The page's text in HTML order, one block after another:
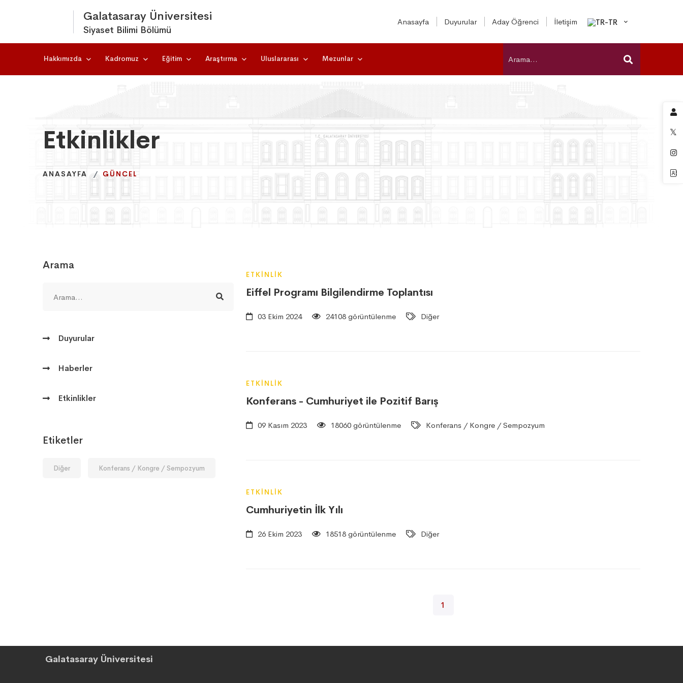
Galatasaray Üniversitesi
Siyaset Bilimi Bölümü
Anasayfa Duyurular Aday Öğrenci İletişim
Hakkımızda Kadromuz Eğitim Araştırma Uluslararası Mezunlar
Etkinlikler
ANASAYFA GÜNCEL
Etkinlikler
ANASAYFA GÜNCEL
Etkinlikler
ANASAYFA GÜNCEL
Arama
Duyurular
Haberler
Etkinlikler
Etiketler
Diğer Konferans / Kongre / Sempozyum
ETKINLIK
Eiffel Programı Bilgilendirme Toplantısı
03 Ekim 2024 24108 görüntülenme Diğer
ETKINLIK
Konferans - Cumhuriyet ile Pozitif Barış
09 Kasım 2023 18060 görüntülenme Konferans / Kongre / Sempozyum
ETKINLIK
Cumhuriyetin İlk Yılı
26 Ekim 2023 18518 görüntülenme Diğer
1
Galatasaray Üniversitesi